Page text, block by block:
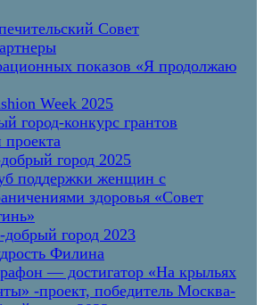
Совет
показов «Я продолжаю
Week 2025
город-конкурс грантов
город 2025
поддержки женщин с
здоровья «Совет
город 2023
Филина
— достигатор «На крыльях
-проект, победитель Москва-